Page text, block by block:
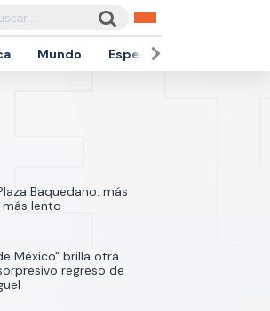
Mundo Espectáculos
Baquedano: más
lento
México" brilla otra
regreso de